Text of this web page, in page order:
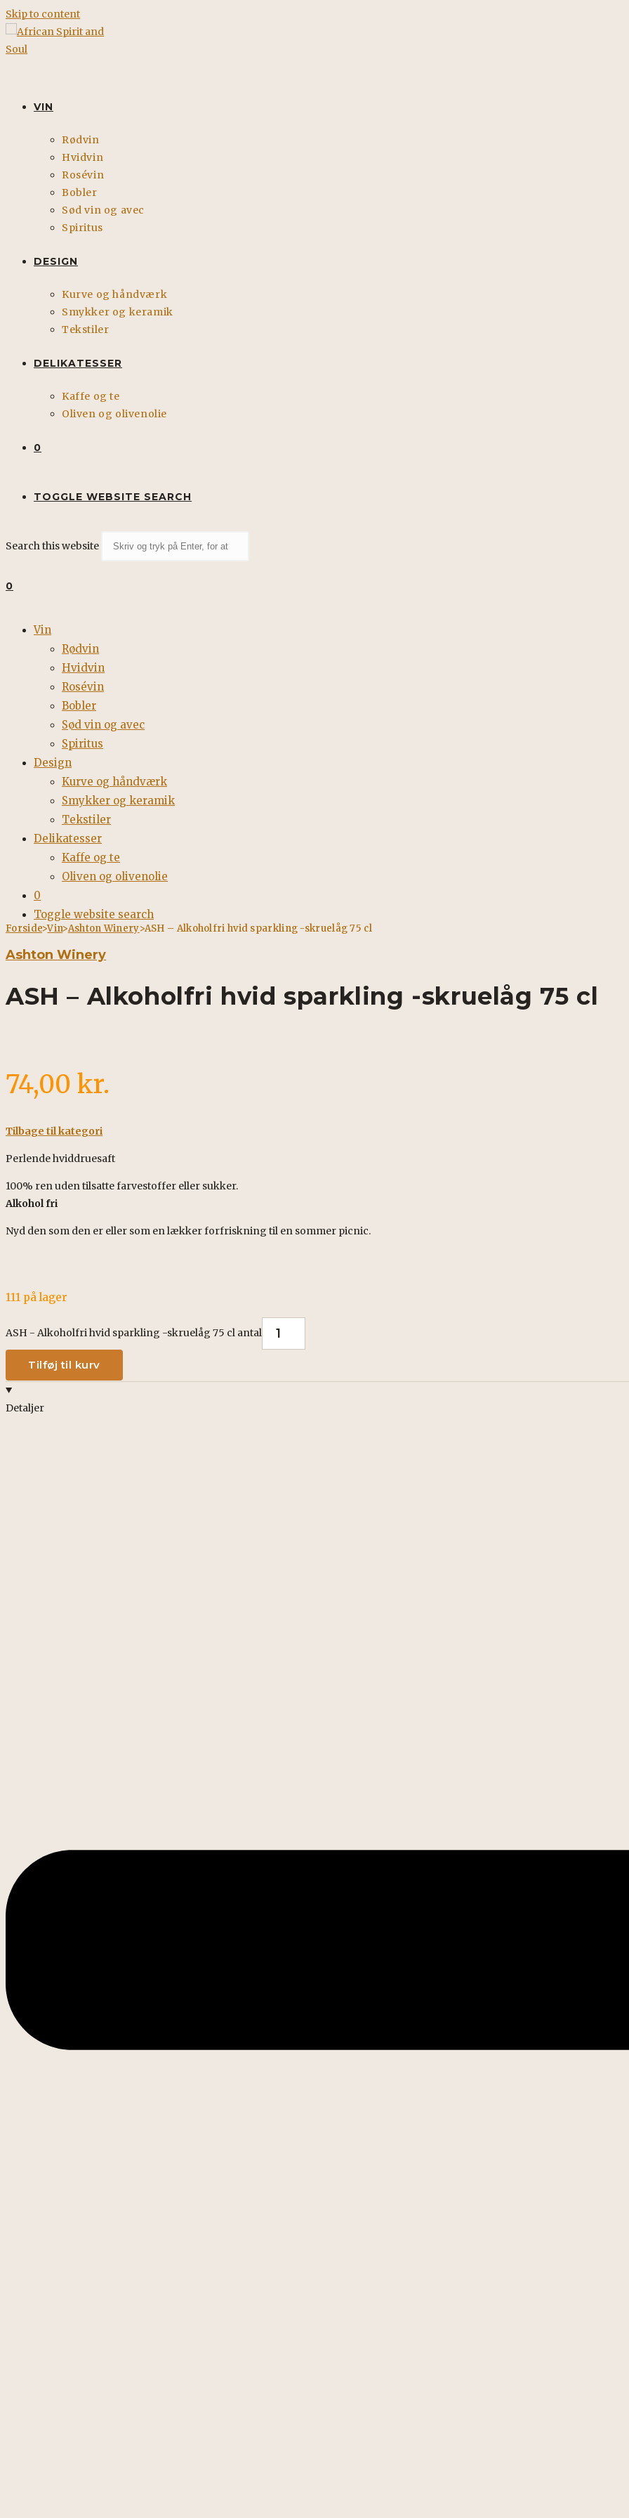
Skip to content
VIN
Rødvin
Hvidvin
Rosévin
Bobler
Sød vin og avec
Spiritus
DESIGN
Kurve og håndværk
Smykker og keramik
Tekstiler
DELIKATESSER
Kaffe og te
Oliven og olivenolie
0
TOGGLE WEBSITE SEARCH
Search this website
0
Vin
Rødvin
Hvidvin
Rosévin
Bobler
Sød vin og avec
Spiritus
Design
Kurve og håndværk
Smykker og keramik
Tekstiler
Delikatesser
Kaffe og te
Oliven og olivenolie
0
Toggle website search
Forside>Vin>Ashton Winery>ASH – Alkoholfri hvid sparkling -skruelåg 75 cl
Ashton Winery
ASH – Alkoholfri hvid sparkling -skruelåg 75 cl
74,00 kr.
Tilbage til kategori
Perlende hviddruesaft
100% ren uden tilsatte farvestoffer eller sukker.
Alkohol fri
Nyd den som den er eller som en lækker forfriskning til en sommer picnic.
111 på lager
ASH - Alkoholfri hvid sparkling -skruelåg 75 cl antal
Tilføj til kurv
Detaljer